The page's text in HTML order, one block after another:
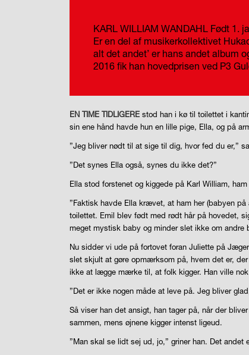
KARL WILLIAM WANDAHL Født 1.
Er en del af musikerkollektivet
alt det andet’ er hans andet album
2016 fik han hovedprisen ved P3
EN TIME TIDLIGERE stod han i kø til toilettet i
sin ene hånd havde hun en lille pige, Ella, og på
”Jeg bliver nødt til at sige til dig, hvor fed du er,”
”Det synes Ella også, synes du ikke det?”
Ella stod forstenet og kiggede på Karl William,
”Faktisk havde Ella krævet, at ham her (babyen
toilettet. Emil blev født med rødt hår på hovedet,
meget mystisk baby og minder slet ikke om andre
Nu sidder vi ude på fortovet foran Juliette på
slet skjult at gøre opmærksom på, hvem det er,
ikke at lægge mærke til, at folk kigger. Han ville
”Det er ikke nogen måde at leve på. Jeg bliver
Så viser han det ansigt, han tager på, når der
sammen, mens øjnene kigger intenst ligeud.
”Man skal se lidt sej ud, jo,” griner han. Det